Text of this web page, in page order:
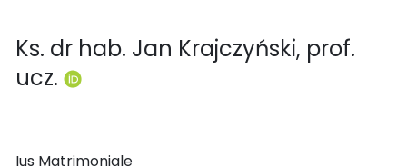
Ks. dr hab. Jan Krajczyński, prof.
ucz.
Ius Matrimoniale